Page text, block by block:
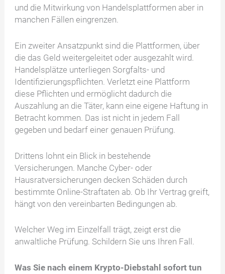
und die Mitwirkung von Handelsplattformen aber in
manchen Fällen eingrenzen.
Ein zweiter Ansatzpunkt sind die Plattformen, über
die das Geld weitergeleitet oder ausgezahlt wird.
Handelsplätze unterliegen Sorgfalts- und
Identifizierungspflichten. Verletzt eine Plattform
diese Pflichten und ermöglicht dadurch die
Auszahlung an die Täter, kann eine eigene Haftung in
Betracht kommen. Das ist nicht in jedem Fall
gegeben und bedarf einer genauen Prüfung.
Drittens lohnt ein Blick in bestehende
Versicherungen. Manche Cyber- oder
Hausratversicherungen decken Schäden durch
bestimmte Online-Straftaten ab. Ob Ihr Vertrag greift,
hängt von den vereinbarten Bedingungen ab.
Welcher Weg im Einzelfall trägt, zeigt erst die
anwaltliche Prüfung. Schildern Sie uns Ihren Fall.
Was Sie nach einem Krypto-Diebstahl sofort tun